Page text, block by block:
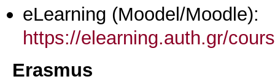
eLearning (Moodel/Moodle):
https://elearning.auth.gr/
Erasmus